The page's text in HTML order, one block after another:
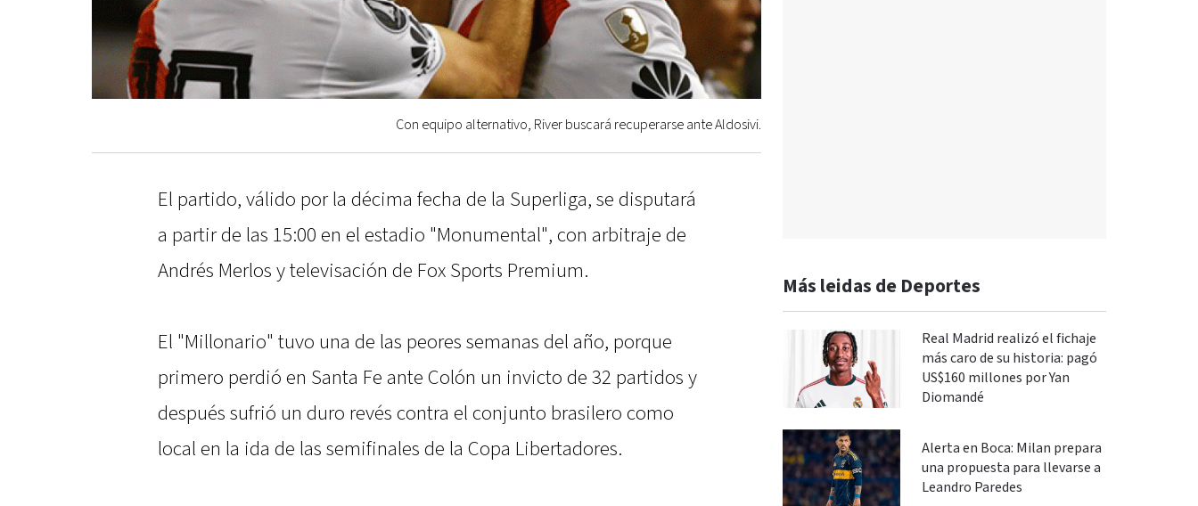
Con equipo alternativo, River buscará recuperarse ante Aldosivi.
El partido, válido por la décima fecha de la Superliga, se disputará
a partir de las 15:00 en el estadio "Monumental", con arbitraje de
Andrés Merlos y televisación de Fox Sports Premium.
El "Millonario" tuvo una de las peores semanas del año, porque
primero perdió en Santa Fe ante Colón un invicto de 32 partidos y
después sufrió un duro revés contra el conjunto brasilero como
local en la ida de las semifinales de la Copa Libertadores.
Más leidas de Deportes
Real Madrid realizó el fichaje
más caro de su historia: pagó
US$160 millones por Yan
Diomandé
Alerta en Boca: Milan prepara
una propuesta para llevarse a
Leandro Paredes